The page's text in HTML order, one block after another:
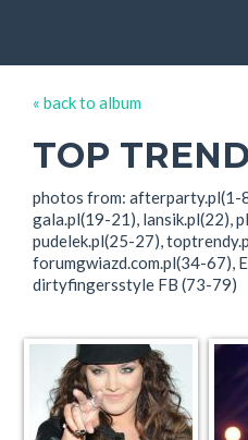
« back to album
TOP
photos from: afterparty.pl(1-
gala.pl(19-21), lansik.pl(22),
pudelek.pl(25-27),
forumgwiazd.com.pl(34-67),
dirtyfingersstyle FB (73-79)